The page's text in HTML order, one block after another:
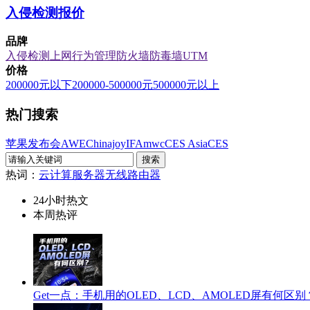
入侵检测报价
品牌
入侵检测
上网行为管理防火墙防毒墙UTM
价格
200000元以下200000-500000元500000元以上
热门搜索
苹果发布会AWEChinajoyIFAmwcCES AsiaCES
热词： 云计算服务器无线路由器
24小时热文
本周热评
Get一点：手机用的OLED、LCD、AMOLED屏有何区别